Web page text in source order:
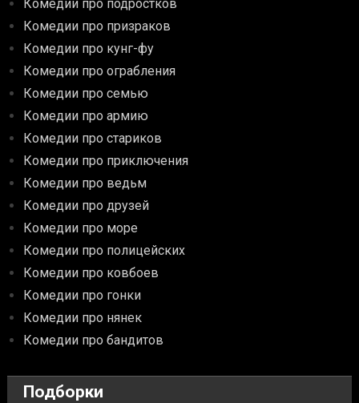
Комедии про подростков
Комедии про призраков
Комедии про кунг-фу
Комедии про ограбления
Комедии про семью
Комедии про армию
Комедии про стариков
Комедии про приключения
Комедии про ведьм
Комедии про друзей
Комедии про море
Комедии про полицейских
Комедии про ковбоев
Комедии про гонки
Комедии про нянек
Комедии про бандитов
Подборки